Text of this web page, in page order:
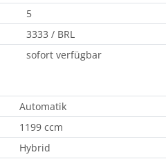
5
3333 / BRL
sofort verfügbar
Automatik
1199 ccm
Hybrid